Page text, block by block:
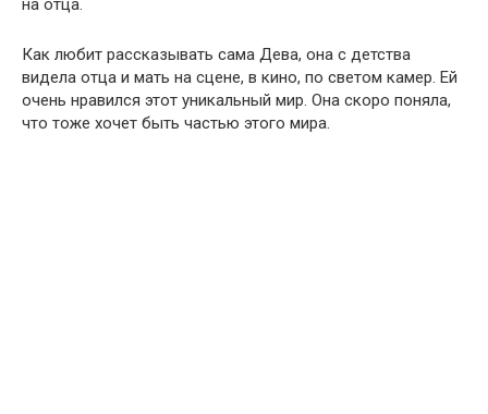
на отца.
Как любит рассказывать сама Дева, она с детства
видела отца и мать на сцене, в кино, по светом камер. Ей
очень нравился этот уникальный мир. Она скоро поняла,
что тоже хочет быть частью этого мира.